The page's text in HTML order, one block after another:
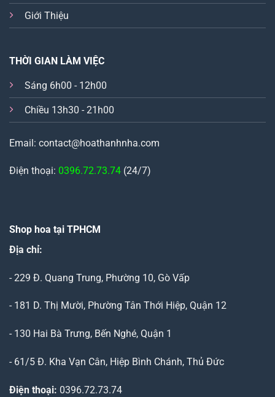
Giới Thiệu
THỜI GIAN LÀM VIỆC
Sáng 6h00 - 12h00
Chiều 13h30 - 21h00
Email: contact@hoathanhnha.com
Điện thoại: 0396.72.73.74 (24/7)
Shop hoa tại TPHCM
Địa chỉ:
- 229 Đ. Quang Trung, Phường 10, Gò Vấp
- 181 D. Thị Mười, Phường Tân Thới Hiệp, Quận 12
- 130 Hai Bà Trưng, Bến Nghé, Quận 1
- 61/5 Đ. Kha Vạn Cân, Hiệp Bình Chánh, Thủ Đức
Điện thoại: 0396.72.73.74